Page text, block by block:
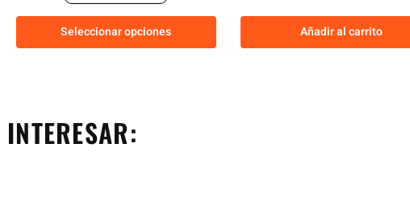
Seleccionar opciones Añadir al carrito